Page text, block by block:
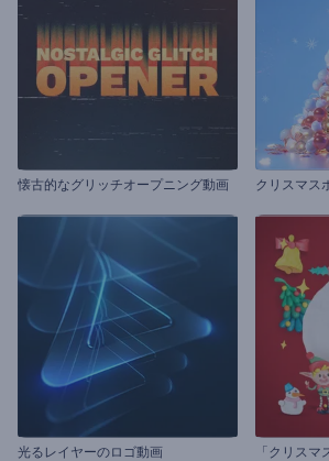
懐古的なグリッチオープニング動画
光るレイヤーのロゴ動画